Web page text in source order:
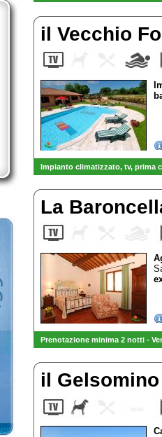
il Vecchio
Impianto climatizzato, tv, prima
La
Prenotazione minima 2 notti -
il